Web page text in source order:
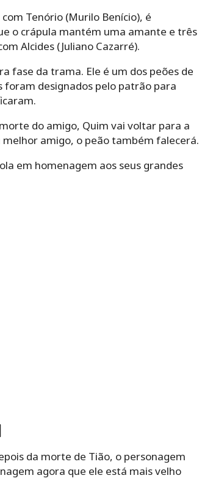
Tenório (Murilo Benício), é
o crápula mantém uma amante e três
Alcides (Juliano Cazarré).
fase da trama. Ele é um dos peões de
foram designados pelo patrão para
do amigo, Quim vai voltar para a
amigo, o peão também falecerá.
em homenagem aos seus grandes
da morte de Tião, o personagem
agora que ele está mais velho